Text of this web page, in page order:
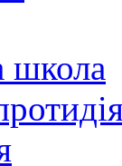
школа